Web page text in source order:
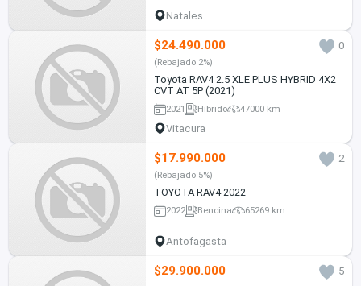
Natales
$24.490.000 0
(Rebajado 2%)
Toyota RAV4 2.5 XLE PLUS HYBRID 4X2
CVT AT 5P (2021)
2021 Híbrido 47000 km
Vitacura
$17.990.000 2
(Rebajado 5%)
TOYOTA RAV4 2022
2022 Bencina 65269 km
Antofagasta
$29.900.000
5